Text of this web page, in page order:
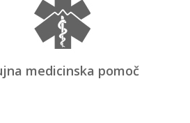
medicinska pomoč